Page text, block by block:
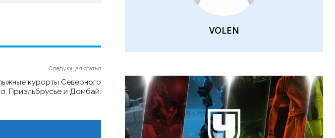
Следующая статья
курорты Северного
Приэльбрусье и Домбай.
VOLEN